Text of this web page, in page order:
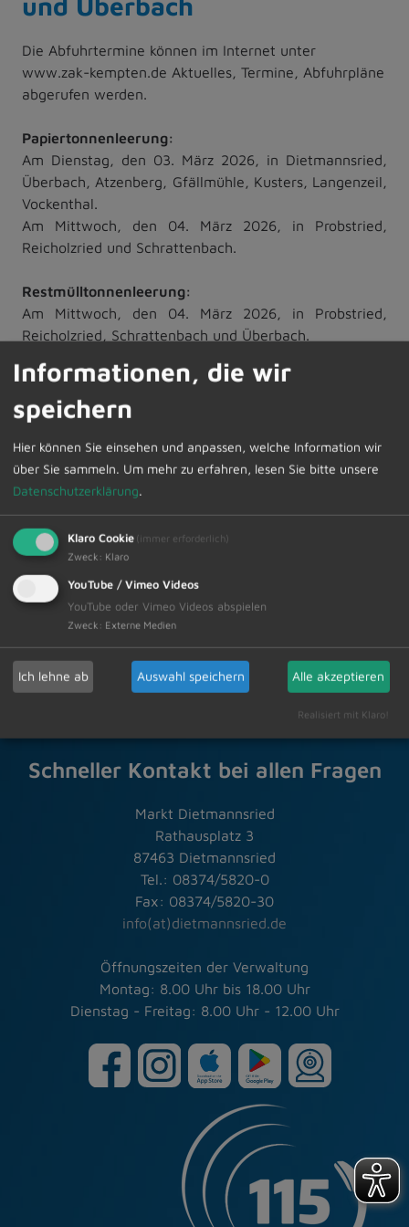
Die Abfuhrtermine können im Internet unter
www.zak-kempten.de Aktuelles, Termine, Abfuhrpläne
abgerufen werden.
Papiertonnenleerung:
Am Dienstag, den 03. März 2026, in Dietmannsried,
Überbach, Atzenberg, Gfällmühle, Kusters, Langenzeil,
Vockenthal.
Am Mittwoch, den 04. März 2026, in Probstried,
Reicholzried und Schrattenbach.
Restmülltonnenleerung:
Am Mittwoch, den 04. März 2026, in Probstried,
Reicholzried, Schrattenbach und Überbach.
Atzenberg, Gfällmühle, Kusters, Langenzeil,
Vockenthal.
Die Abfuhrtermine können im Internet unter
www.zak-kempten.deAktuelles, Termine, Abfuhrpläne
abgerufen werden.
Zur Übersicht
Amtliche Bekanntmachungen Veranstaltungstermine
Schneller Kontakt bei allen Fragen
Markt Dietmannsried
Rathausplatz 3
87463 Dietmannsried
Tel.: 08374/5820-0
Fax: 08374/5820-30
info(at)dietmannsried.de
Öffnungszeiten der Verwaltung
Montag: 8.00 Uhr bis 18.00 Uhr
Dienstag - Freitag: 8.00 Uhr - 12.00 Uhr
Informationen, die wir
speichern
Hier können Sie einsehen und anpassen, welche Information wir
über Sie sammeln. Um mehr zu erfahren, lesen Sie bitte unsere
Datenschutzerklärung.
Klaro Cookie (immer erforderlich)
Zweck : Klaro
YouTube / Vimeo Videos
YouTube oder Vimeo Videos abspielen
Zweck : Externe Medien
Ich lehne ab Auswahl speichern Alle akzeptieren
Realisiert mit Klaro!